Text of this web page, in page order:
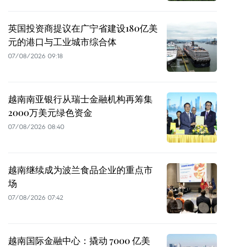
英国投资商提议在广宁省建设180亿美
元的港口与工业城市综合体
07/08/2026 09:18
越南南亚银行从瑞士金融机构再筹集
2000万美元绿色资金
07/08/2026 08:40
越南继续成为波兰食品企业的重点市
场
07/08/2026 07:42
越南国际金融中心：撬动 7000 亿美